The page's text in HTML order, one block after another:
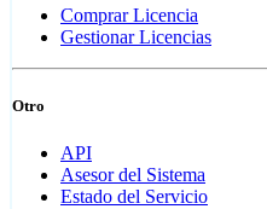
Comprar Licencia
Gestionar Licencias
Otro
API
Asesor del Sistema
Estado del Servicio